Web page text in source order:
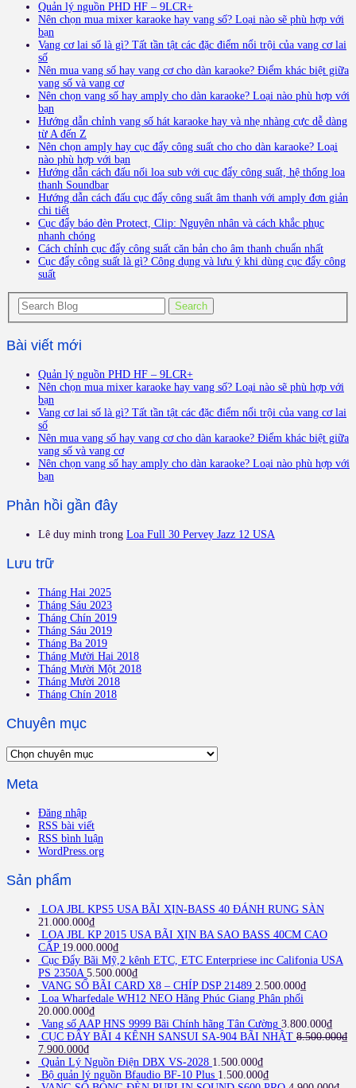
Quản lý nguồn PHD HF – 9LCR+
Nên chọn mua mixer karaoke hay vang số? Loại nào sẽ phù hợp với
bạn
Vang cơ lai số là gì? Tất tần tật các đặc điểm nổi trội của vang cơ lai
số
Nên mua vang số hay vang cơ cho dàn karaoke? Điểm khác biệt giữa
vang số và vang cơ
Nên chọn vang số hay amply cho dàn karaoke? Loại nào phù hợp với
bạn
Hướng dẫn chỉnh vang số hát karaoke hay và nhẹ nhàng cực dễ dàng
từ A đến Z
Nên chọn amply hay cục đẩy công suất cho cho dàn karaoke? Loại
nào phù hợp với bạn
Hướng dẫn cách đấu nối loa sub với cục đẩy công suất, hệ thống loa
thanh Soundbar
Hướng dẫn cách đấu cục đẩy công suất âm thanh với amply đơn giản
chi tiết
Cục đẩy báo đèn Protect, Clip: Nguyên nhân và cách khắc phục
nhanh chóng
Cách chỉnh cục đẩy công suất căn bản cho âm thanh chuẩn nhất
Cục đẩy công suất là gì? Công dụng và lưu ý khi dùng cục đẩy công
suất
Bài viết mới
Quản lý nguồn PHD HF – 9LCR+
Nên chọn mua mixer karaoke hay vang số? Loại nào sẽ phù hợp với
bạn
Vang cơ lai số là gì? Tất tần tật các đặc điểm nổi trội của vang cơ lai
số
Nên mua vang số hay vang cơ cho dàn karaoke? Điểm khác biệt giữa
vang số và vang cơ
Nên chọn vang số hay amply cho dàn karaoke? Loại nào phù hợp với
bạn
Phản hồi gần đây
Lê duy minh trong Loa Full 30 Pervey Jazz 12 USA
Lưu trữ
Tháng Hai 2025
Tháng Sáu 2023
Tháng Chín 2019
Tháng Sáu 2019
Tháng Ba 2019
Tháng Mười Hai 2018
Tháng Mười Một 2018
Tháng Mười 2018
Tháng Chín 2018
Chuyên mục
Chuyên
mục
Meta
Đăng nhập
RSS bài viết
RSS bình luận
WordPress.org
Sản phẩm
LOA JBL KPS5 USA BÃI XỊN-BASS 40 ĐÁNH RUNG SÀN
21.000.000₫
LOA JBL KP 2015 USA BÃI XỊN BA SAO BASS 40CM CAO
CẤP 19.000.000₫
Cục Đẩy Bãi Mỹ,2 kênh ETC, ETC Enterpriese inc Califonia USA
PS 2350A 5.500.000₫
VANG SỐ BÃI CARD X8 – CHÍP DSP 21489 2.500.000₫
Loa Wharfedale WH12 NEO Hãng Phúc Giang Phân phối
20.000.000₫
Vang số AAP HNS 9999 Bãi Chính hãng Tân Cường 3.800.000₫
CỤC ĐẨY BÃI 4 KÊNH SANSUI SA-904 BÃI NHẬT 8.500.000₫
7.900.000₫
Quản Lý Nguồn Điện DBX VS-2028 1.500.000₫
Bộ quản lý nguồn Bfaudio BF-10 Plus 1.500.000₫